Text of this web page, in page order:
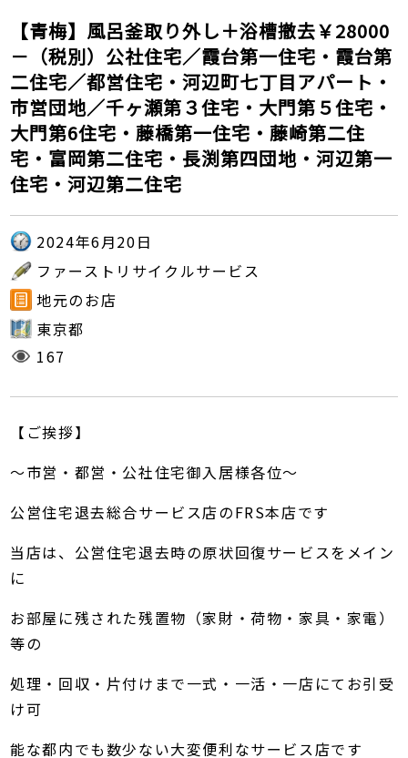
【青梅】風呂釜取り外し＋浴槽撤去￥28000
－（税別）公社住宅／霞台第一住宅・霞台第
二住宅／都営住宅・河辺町七丁目アパート・
市営団地／千ヶ瀬第３住宅・大門第５住宅・
大門第6住宅・藤橋第一住宅・藤崎第二住
宅・富岡第二住宅・長渕第四団地・河辺第一
住宅・河辺第二住宅
2024年6月20日
ファーストリサイクルサービス
地元のお店
東京都
167
【ご挨拶】
～市営・都営・公社住宅御入居様各位～
公営住宅退去総合サービス店のFRS本店です
当店は、公営住宅退去時の原状回復サービスをメイン
に
お部屋に残された残置物（家財・荷物・家具・家電）
等の
処理・回収・片付けまで一式・一活・一店にてお引受
け可
能な都内でも数少ない大変便利なサービス店です